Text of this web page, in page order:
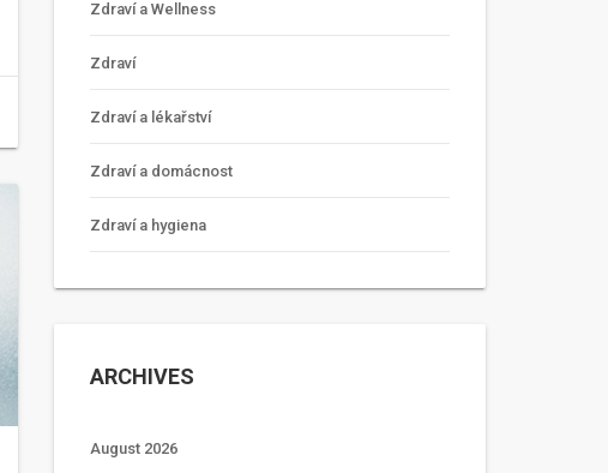
Zdraví a Wellness
Zdraví
Zdraví a lékařství
Zdraví a domácnost
Zdraví a hygiena
ARCHIVES
August 2026